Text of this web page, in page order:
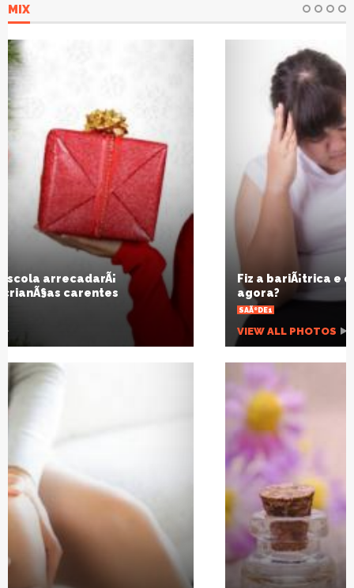
MIX
Fiz a bariÃ¡trica e engordei tudo de novo. E
agora?